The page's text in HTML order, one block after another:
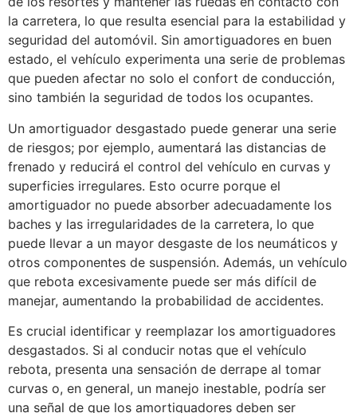
la carretera, lo que resulta esencial para la estabilidad y
seguridad del automóvil. Sin amortiguadores en buen
estado, el vehículo experimenta una serie de problemas
que pueden afectar no solo el confort de conducción,
sino también la seguridad de todos los ocupantes.
Un amortiguador desgastado puede generar una serie
de riesgos; por ejemplo, aumentará las distancias de
frenado y reducirá el control del vehículo en curvas y
superficies irregulares. Esto ocurre porque el
amortiguador no puede absorber adecuadamente los
baches y las irregularidades de la carretera, lo que
puede llevar a un mayor desgaste de los neumáticos y
otros componentes de suspensión. Además, un vehículo
que rebota excesivamente puede ser más difícil de
manejar, aumentando la probabilidad de accidentes.
Es crucial identificar y reemplazar los amortiguadores
desgastados. Si al conducir notas que el vehículo
rebota, presenta una sensación de derrape al tomar
curvas o, en general, un manejo inestable, podría ser
una señal de que los amortiguadores deben ser